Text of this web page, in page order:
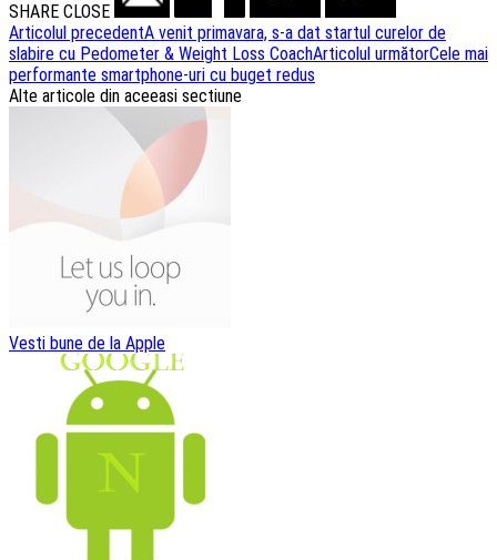
SHARE CLOSE
Navigare
articole
Articolul precedentA venit primavara, s-a dat startul curelor de
slabire cu Pedometer & Weight Loss CoachArticolul următorCele mai
performante smartphone-uri cu buget redus
Alte articole din aceeasi sectiune
Vesti bune de la Apple